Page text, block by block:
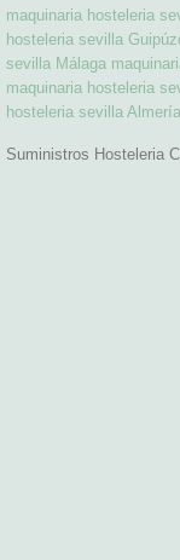
maquinaria hosteleria
hosteleria sevilla
sevilla Málaga
maquinaria hosteleria
hosteleria sevilla Almería
Suministros Hosteleria